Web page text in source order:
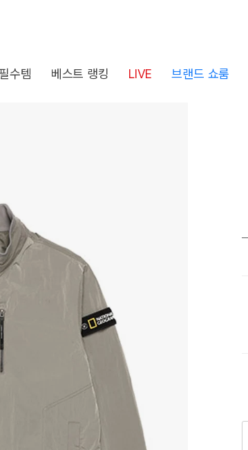
수템 베스트 랭킹 LIVE 브랜드 쇼룸